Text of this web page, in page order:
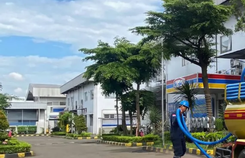
Tips dan Langkah Menjaga Pipa Saluran
Posted by
barayakembar23
On May 1, 2024
Saluran air atau saluran pembuangan adalah salah satu bagian penting
ke dalam beberapa bagian, seperti halnya saluran limbah kloset, saluran
Jika dirawat dengan baik saluran bisa mendukung lingkungan rumah
akan membuat rumah jadi kumuh dan kurang sehat. Maka dari itu,